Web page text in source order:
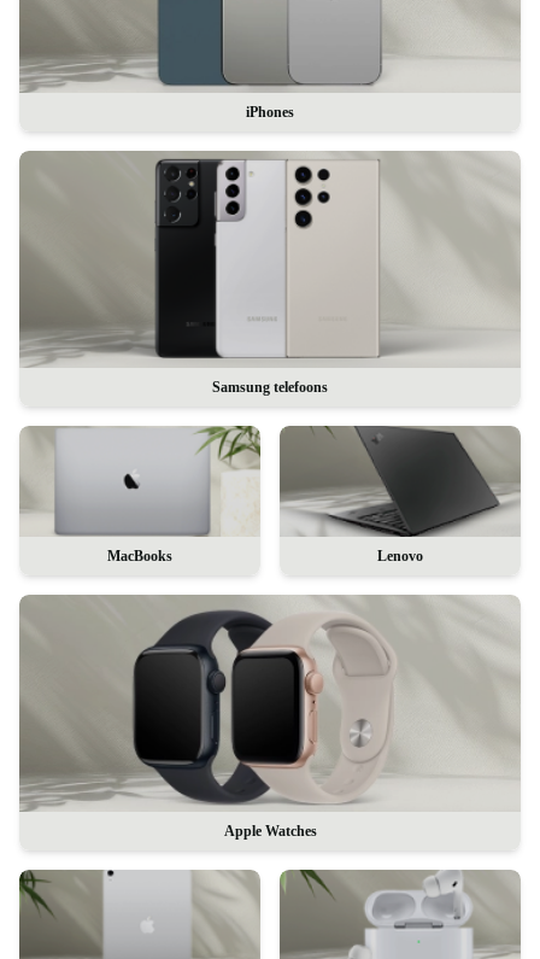
iPhones
Samsung telefoons
MacBooks Lenovo
Apple Watches